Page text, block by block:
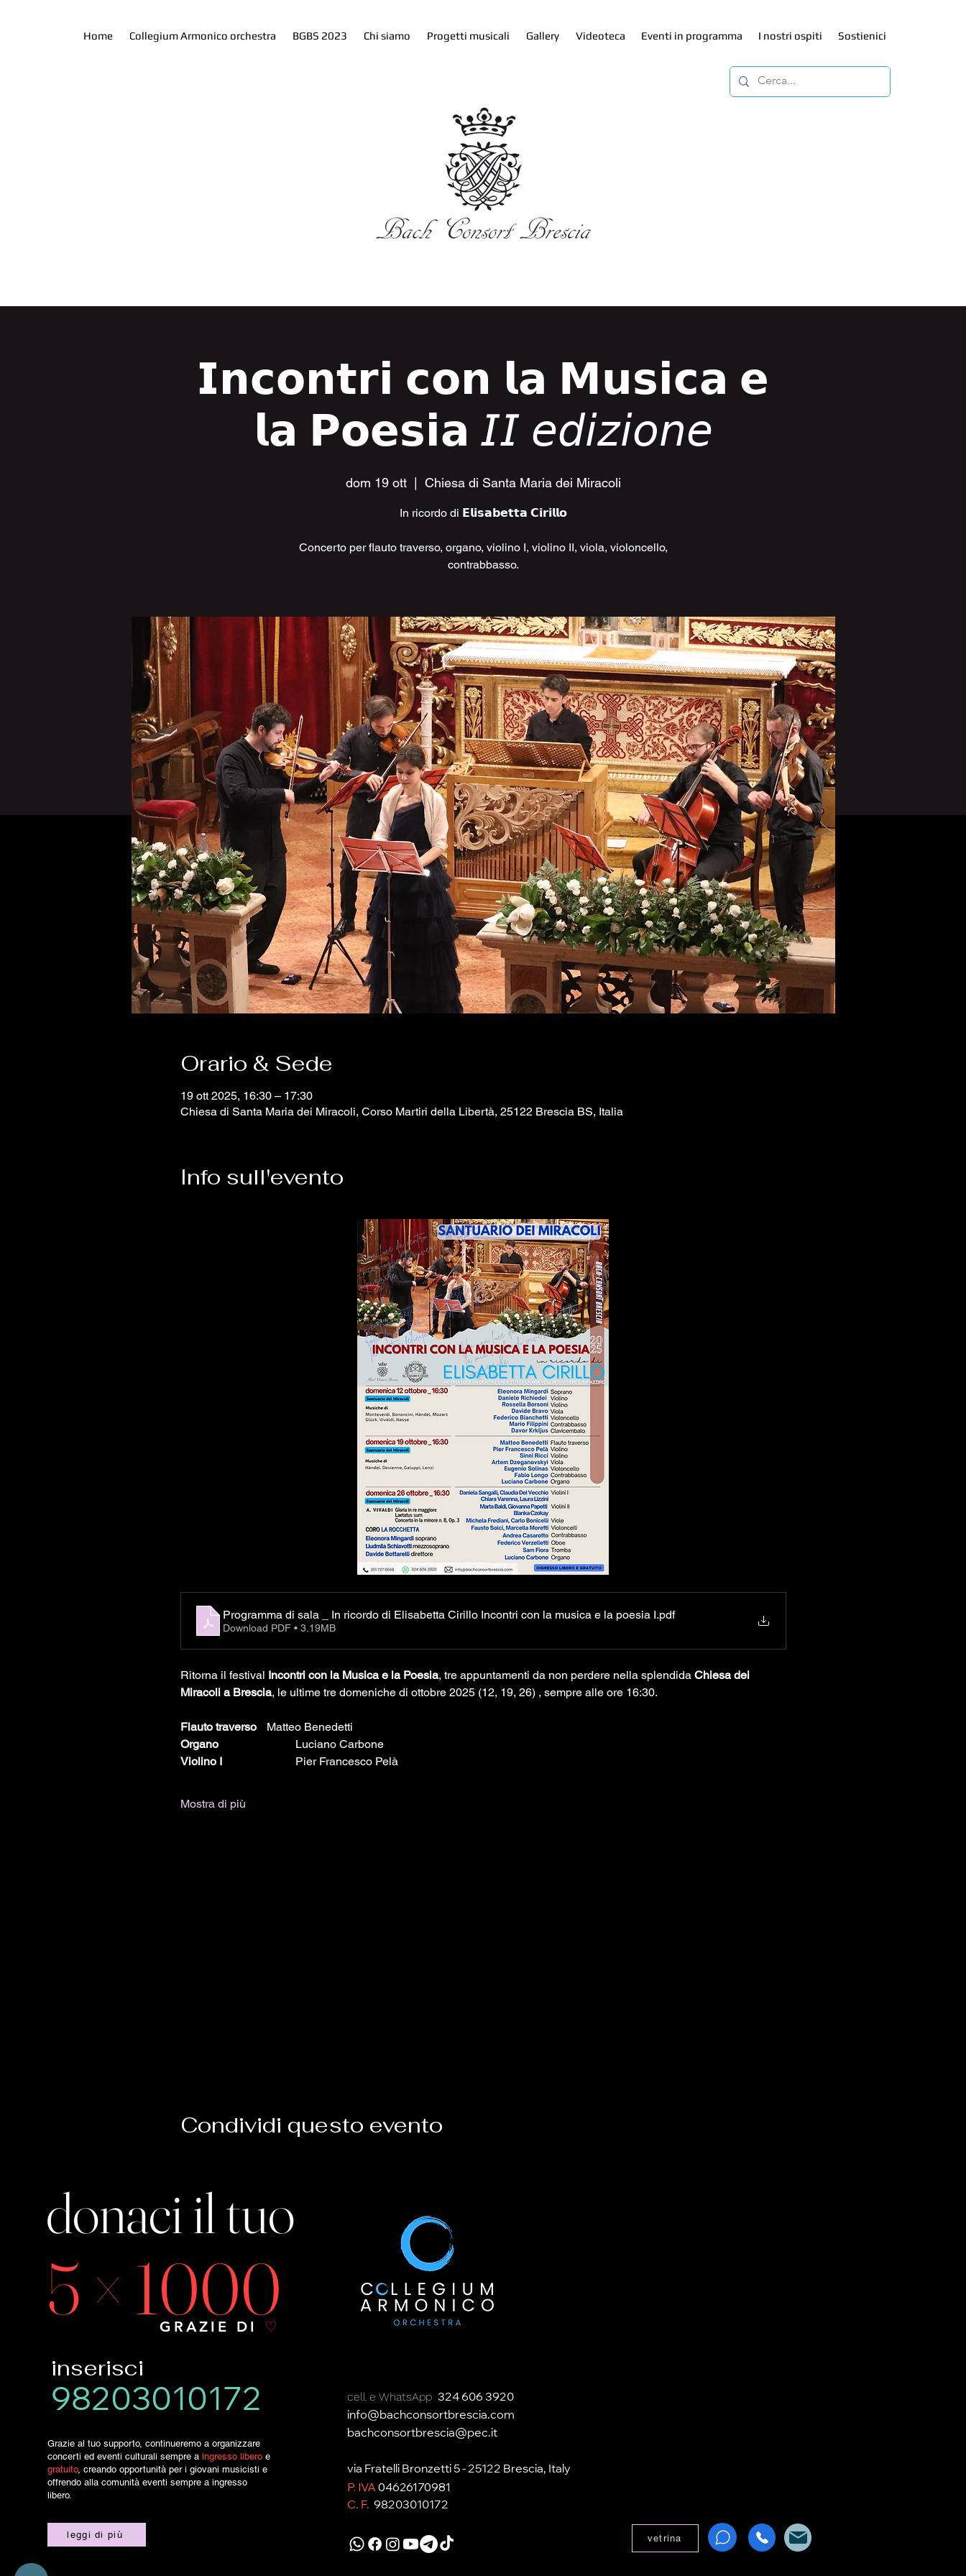
Home Collegium Armonico orchestra BGBS 2023 Chi siamo Progetti musicali Gallery Videoteca Eventi in programma I nostri ospiti Sostienici
𝗜𝗻𝗰𝗼𝗻𝘁𝗿𝗶 𝗰𝗼𝗻 𝗹𝗮 𝗠𝘂𝘀𝗶𝗰𝗮 𝗲
𝗹𝗮 𝗣𝗼𝗲𝘀𝗶𝗮 𝘐𝘐 𝘦𝘥𝘪𝘻𝘪𝘰𝘯𝘦
dom 19 ott
  |
Chiesa di Santa Maria dei Miracoli
In ricordo di 𝗘𝗹𝗶𝘀𝗮𝗯𝗲𝘁𝘁𝗮 𝗖𝗶𝗿𝗶𝗹𝗹𝗼
Concerto per flauto traverso, organo, violino I, violino II, viola, violoncello,
contrabbasso.
Orario & Sede
19 ott 2025, 16:30 – 17:30
Chiesa di Santa Maria dei Miracoli, Corso Martiri della Libertà, 25122 Brescia BS, Italia
Info sull'evento
Programma di sala _ In ricordo di Elisabetta Cirillo Incontri con la musica e la poesia I.pdf
Download PDF • 3.19MB
Ritorna il festival Incontri con la Musica e la Poesia, tre appuntamenti da non perdere nella splendida Chiesa dei
Miracoli a Brescia, le ultime tre domeniche di ottobre 2025 (12, 19, 26) , sempre alle ore 16:30.
Flauto traverso
Matteo Benedetti
Organo
			Luciano Carbone
Violino I
			Pier Francesco Pelà
Mostra di più
Condividi questo evento
donaci il tuo
5 × 1000
GRAZIE DI ♡
inserisci
98203010172
Grazie al tuo supporto, continueremo a organizzare
concerti ed eventi culturali sempre aingresso libero e
gratuito, creando opportunità per i giovani musicisti e
offrendo alla comunità eventi sempre a ingresso
libero.
leggi di più
cell e WhatsApp 324 606 3920
info@bachconsortbrescia.com
bachconsortbrescia@pec.it
via Fratelli Bronzetti 5 - 25122 Brescia, Italy
P. IVA 04626170981
C. F. 98203010172
vetrina